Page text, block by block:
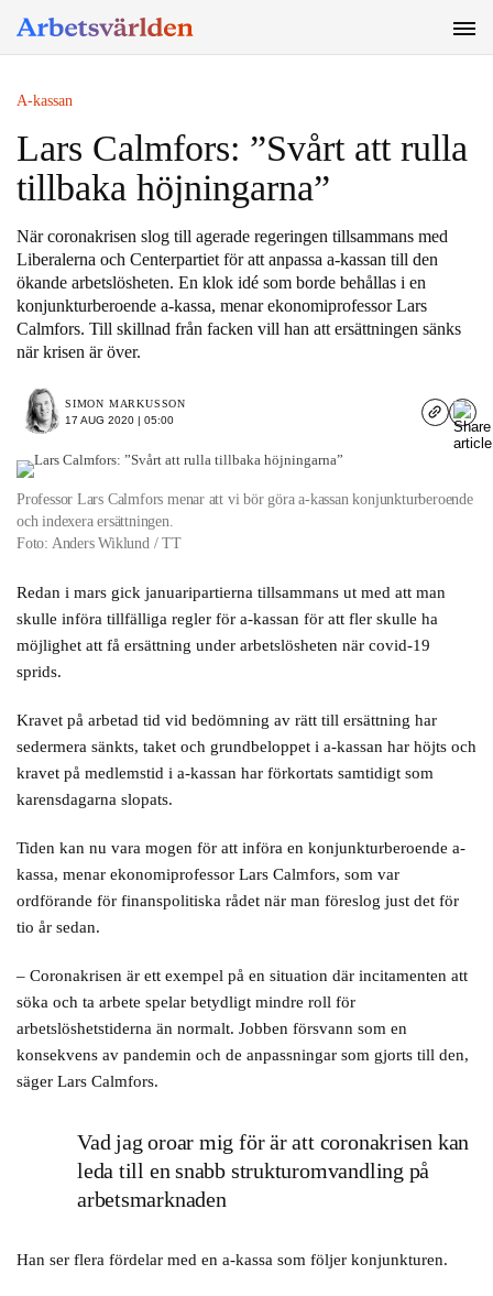
A-kassan
Lars Calmfors: ”Svårt att rulla
tillbaka höjningarna”
När coronakrisen slog till agerade regeringen tillsammans med
Liberalerna och Centerpartiet för att anpassa a-kassan till den
ökande arbetslösheten. En klok idé som borde behållas i en
konjunkturberoende a-kassa, menar ekonomiprofessor Lars
Calmfors. Till skillnad från facken vill han att ersättningen sänks
när krisen är över.
SIMON MARKUSSON
17 AUG 2020 | 05:00
Professor Lars Calmfors menar att vi bör göra a-kassan konjunkturberoende
och indexera ersättningen.
Foto: Anders Wiklund / TT
Redan i mars gick januaripartierna tillsammans ut med att man
skulle införa tillfälliga regler för a-kassan för att fler skulle ha
möjlighet att få ersättning under arbetslösheten när covid-19
sprids.
Kravet på arbetad tid vid bedömning av rätt till ersättning har
sedermera sänkts, taket och grundbeloppet i a-kassan har höjts och
kravet på medlemstid i a-kassan har förkortats samtidigt som
karensdagarna slopats.
Tiden kan nu vara mogen för att införa en konjunkturberoende a-
kassa, menar ekonomiprofessor Lars Calmfors, som var
ordförande för finanspolitiska rådet när man föreslog just det för
tio år sedan.
– Coronakrisen är ett exempel på en situation där incitamenten att
söka och ta arbete spelar betydligt mindre roll för
arbetslöshetstiderna än normalt. Jobben försvann som en
konsekvens av pandemin och de anpassningar som gjorts till den,
säger Lars Calmfors.
Vad jag oroar mig för är att coronakrisen kan
leda till en snabb strukturomvandling på
arbetsmarknaden
Han ser flera fördelar med en a-kassa som följer konjunkturen.